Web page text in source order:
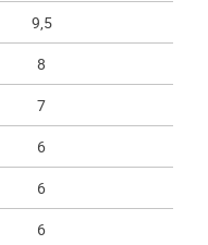
9,5
8
7
6
6
6